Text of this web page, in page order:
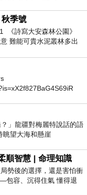
季號
《詩寫大安森林公園》
難能可貴水泥叢林多出
」龍疆對梅麗特說話的語
眺望大海和懸崖
順智慧 | 命理知識
勢後的選擇，還是害怕衝
容、沉得住氣 懂得退